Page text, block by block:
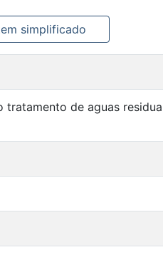
simplificado
de aguas